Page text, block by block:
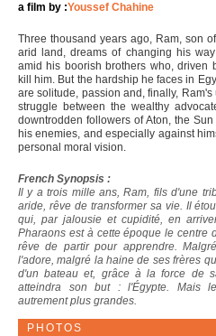
a film by :Youssef Chahine
Three thousand years ago, Ram, son
arid land, dreams of changing his
amid his boorish brothers who, driven
kill him. But the hardship he faces in
are solitude, passion and, finally,
struggle between the wealthy
downtrodden followers of Aton, the
his enemies, and especially against
personal moral vision.
French Synopsis :
Il y a trois mille ans, Ram, fils d'une
aride, rêve de transformer sa vie. Il
qui, par jalousie et cupidité, en
Pharaons est à cette époque le centre
rêve de partir pour apprendre.
l'adore, malgré la haine de ses frères
d'un bateau et, grâce à la force de
atteindra son but : l'Égypte. Mais
autrement plus grandes.
PHOTOS